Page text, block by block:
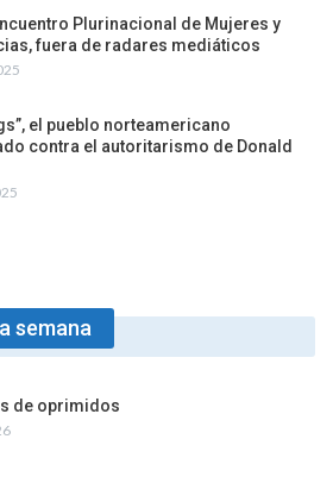
Plurinacional de Mujeres y
fuera de radares mediáticos
el pueblo norteamericano
contra el autoritarismo de Donald
semana
de oprimidos